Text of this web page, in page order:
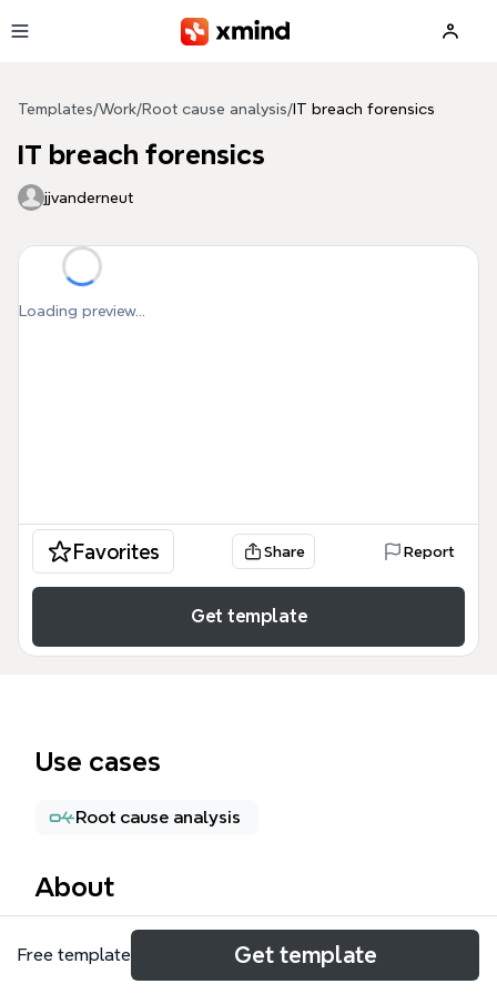
Templates/Work/Root cause analysis/ IT breach forensics
IT breach forensics
jjvanderneut
Loading preview...
Favorites Share Report
Get template
Use cases
Root cause analysis
About
De IT breach forensics mind map van Xmind biedt
een gestructureerd raamwerk voor het
Free template Get template